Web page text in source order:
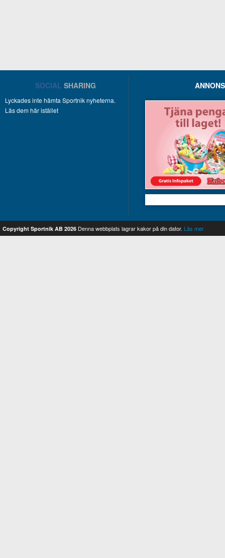
SOCIAL SHARING
Lyckades inte hämta Sportnik nyheterna.
Läs dem här istället
Copyright Sportnik AB 2026 Denna webbplats lagrar kakor på din dator. Läs mer